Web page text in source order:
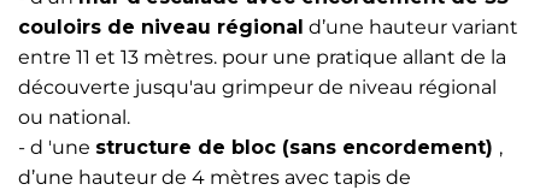
couloirs de niveau régional d’une hauteur variant
entre 11 et 13 mètres. pour une pratique allant de la
découverte jusqu'au grimpeur de niveau régional
ou national.
- d 'une structure de bloc (sans encordement) ,
d’une hauteur de 4 mètres avec tapis de